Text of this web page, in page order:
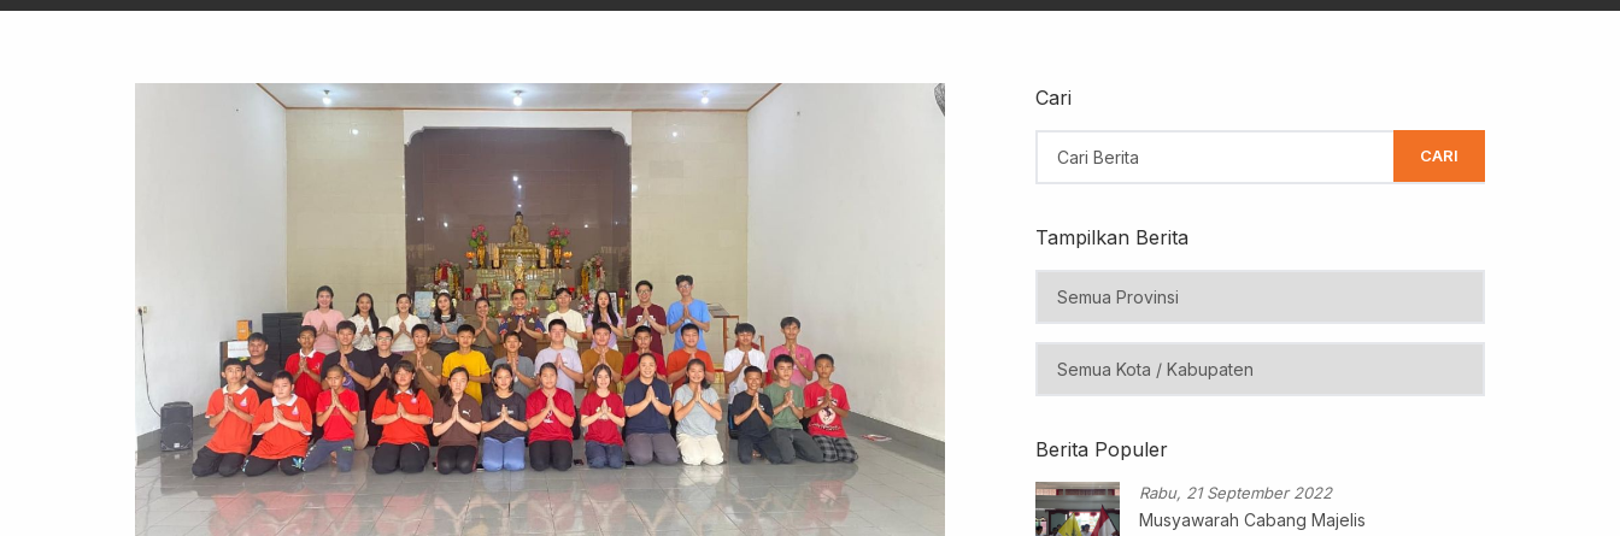
Cari
CARI
Tampilkan Berita
Berita Populer
Rabu, 21 September 2022
Musyawarah Cabang Majelis